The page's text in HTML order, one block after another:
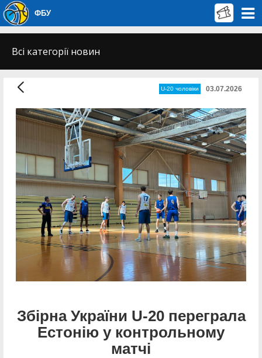
ФБУ
Всі категорії новин
U-20 чоловіки 03.07.2026
Збірна України U-20 переграла
Естонію у контрольному
матчі